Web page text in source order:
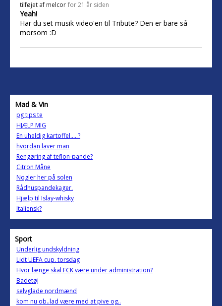
tilføjet af melcor for 21 år siden
Yeah!
Har du set musik video'en til Tribute? Den er bare så
morsom :D
Mad & Vin
pg tips te
HJÆLP MIG
En uheldig kartoffel.....?
hvordan laver man
Rengøring af teflon-pande?
Citron Måne
Nogler her på solen
Rådhuspandekager.
Hjælp til Islay-whisky
Italiensk?
Sport
Underlig undskyldning
Lidt UEFA cup. torsdag
Hvor længe skal FCK være under administration?
Badetøj
selvglade nordmænd
kom nu ob..lad være med at pive og..